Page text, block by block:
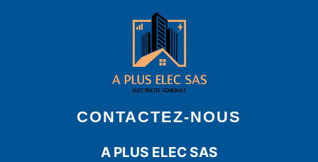
CONTACTEZ-NOUS
A PLUS ELEC SAS